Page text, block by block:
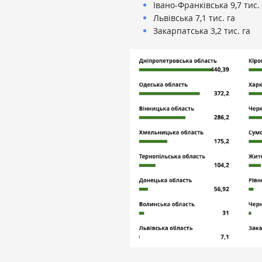
Івано-Франківська 9,7 тис.
Львівська 7,1 тис. га
Закарпатська 3,2 тис. га